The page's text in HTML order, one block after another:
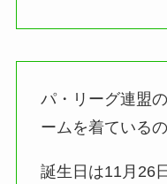
パ・リーグ連盟
ームを着ている
誕生日は11月26